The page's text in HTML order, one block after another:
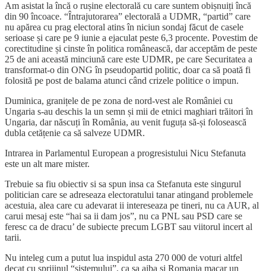
Am asistat la încă o rușine electorală cu care suntem obișnuiți încă
din 90 încoace. “Întrajutorarea” electorală a UDMR, “partid” care
nu apărea cu prag electoral atins în niciun sondaj făcut de casele
serioase și care pe 9 iunie a ejaculat peste 6,3 procente. Povestim de
corectitudine și cinste în politica românească, dar acceptăm de peste
25 de ani această minciună care este UDMR, pe care Securitatea a
transformat-o din ONG în pseudopartid politic, doar ca să poată fi
folosită pe post de balama atunci când crizele politice o impun.
Duminica, granițele de pe zona de nord-vest ale României cu
Ungaria s-au deschis la un semn și mii de etnici maghiari trăitori în
Ungaria, dar născuți în România, au venit fuguța să-și folosească
dubla cetățenie ca să salveze UDMR.
Intrarea in Parlamentul European a progresistului Nicu Stefanuta
este un alt mare mister.
Trebuie sa fiu obiectiv si sa spun insa ca Stefanuta este singurul
politician care se adreseaza electoratului tanar atingand problemele
acestuia, alea care cu adevarat ii intereseaza pe tineri, nu ca AUR, al
carui mesaj este “hai sa ii dam jos”, nu ca PNL sau PSD care se
feresc ca de dracu’ de subiecte precum LGBT sau viitorul incert al
tarii.
Nu inteleg cum a putut lua inspidul asta 270 000 de voturi altfel
decat cu sprijinul “sistemului”, ca sa aiba si Romania macar un